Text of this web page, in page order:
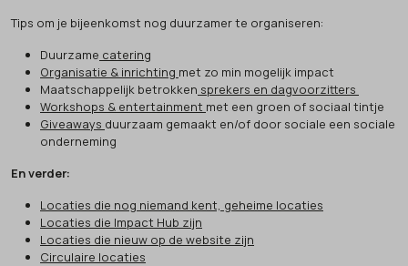
Tips om je bijeenkomst nog duurzamer te organiseren:
Duurzame catering
Organisatie & inrichting met zo min mogelijk impact
Maatschappelijk betrokken sprekers en dagvoorzitters
Workshops & entertainment met een groen of sociaal tintje
Giveaways duurzaam gemaakt en/of door sociale een sociale
onderneming
En verder:
Locaties die nog niemand kent, geheime locaties
Locaties die Impact Hub zijn
Locaties die nieuw op de website zijn
Circulaire locaties